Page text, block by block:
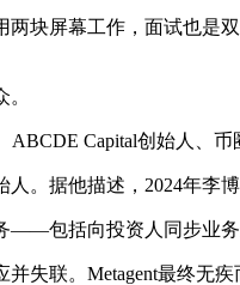
块屏幕工作，面试也
Capital创始人、
。据他描述，2024年李
——包括向投资人同步业
失联。Metagent最终无